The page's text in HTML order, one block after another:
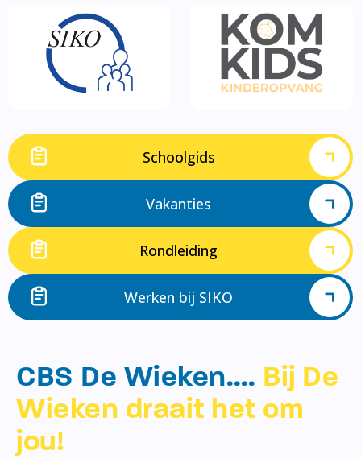
Schoolgids
Vakanties
Rondleiding
Werken bij SIKO
CBS De Wieken…. Bij De
Wieken draait het om
jou!